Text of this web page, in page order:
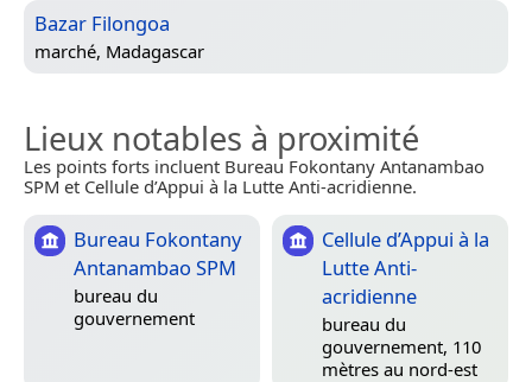
Bazar Filongoa
marché, Madagascar
Lieux notables à proximité
Les points forts incluent Bureau Fokontany Antanambao
SPM et Cellule d’Appui à la Lutte Anti-acridienne.
Bureau Fokontany
Antanambao SPM
bureau du
gouvernement
Cellule d’Appui à la
Lutte Anti-
acridienne
bureau du
gouvernement, 110
mètres au nord-est